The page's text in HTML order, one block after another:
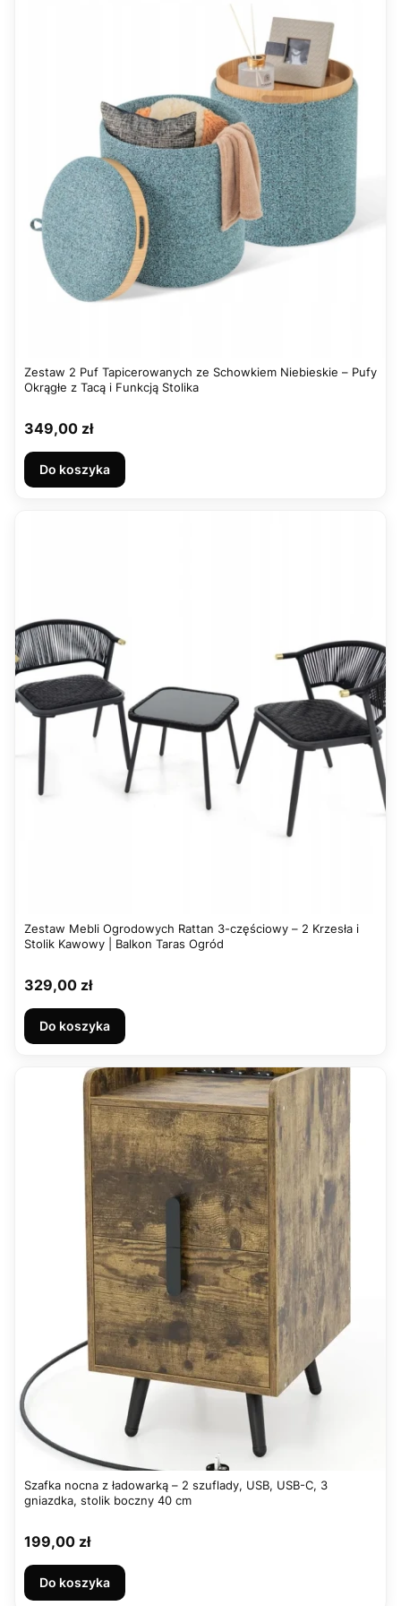
Zestaw 2 Puf Tapicerowanych ze Schowkiem Niebieskie – Pufy
Okrągłe z Tacą i Funkcją Stolika
Cena
349,00 zł
Do koszyka
Zestaw Mebli Ogrodowych Rattan 3-częściowy – 2 Krzesła i
Stolik Kawowy | Balkon Taras Ogród
Cena
329,00 zł
Do koszyka
Szafka nocna z ładowarką – 2 szuflady, USB, USB-C, 3
gniazdka, stolik boczny 40 cm
Cena
199,00 zł
Do koszyka